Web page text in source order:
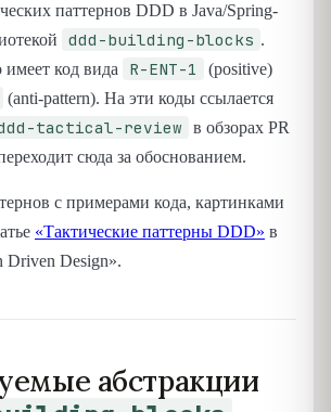
паттернов DDD в Java/Spring-
ddd-building-blocks .
код вида
R-ENT-1
(positive)
(anti-pattern). На эти коды ссылается
tactical-review
в обзорах PR
сюда за обоснованием.
с примерами кода, картинками
«Тактические паттерны DDD» в
Driven Design».
абстракции